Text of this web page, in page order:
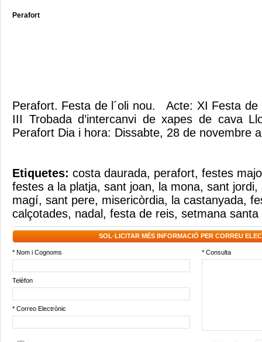
Perafort
Perafort. Festa de l´oli nou. Acte: XI Festa de
III Trobada d’intercanvi de xapes de cava
Perafort Dia i hora: Dissabte, 28 de novembre
Etiquetes: costa daurada, perafort, festes
festes a la platja, sant joan, la mona, sant jordi,
magí, sant pere, misericòrdia, la castanyada,
calçotades, nadal , festa de reis, setmana santa
SOL·LICITAR MÉS INFORMACIÓ PER CORREU
* Nom i Cognoms * Consulta
Telèfon
* Correo Electrònic